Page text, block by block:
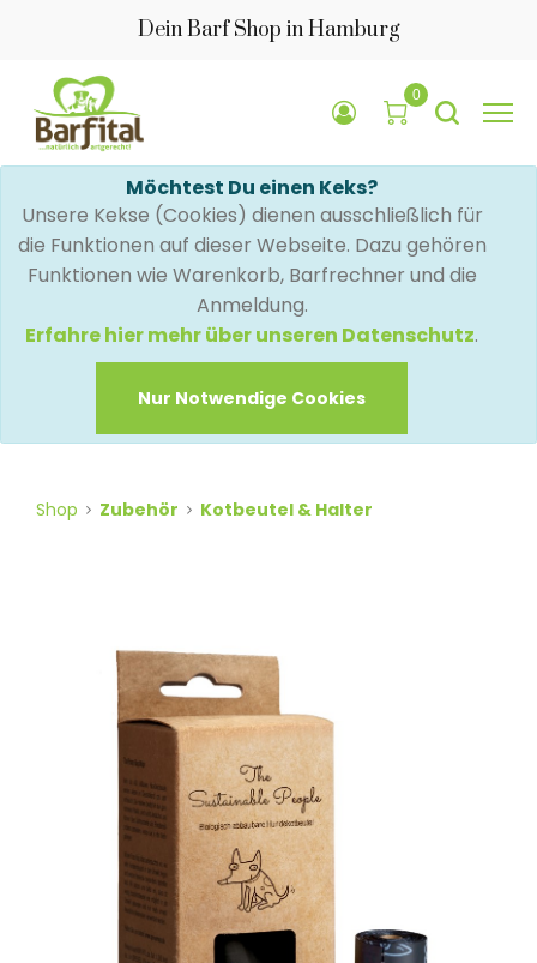
Dein Barf Shop in Hamburg
0
Möchtest Du einen Keks?
Unsere Kekse (Cookies) dienen ausschließlich für
die Funktionen auf dieser Webseite. Dazu gehören
Funktionen wie Warenkorb, Barfrechner und die
Anmeldung.
Erfahre hier mehr über unseren Datenschutz.
Nur Notwendige Cookies
Shop Zubehör Kotbeutel & Halter